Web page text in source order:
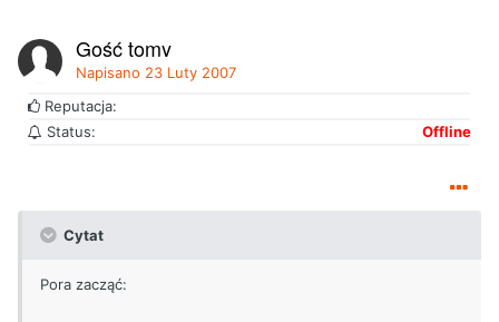
Gość tomy
Napisano 23 Luty 2007
Reputacja:
Status:
Offline
Cytat
Pora zacząć: